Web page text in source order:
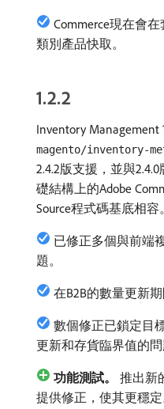
Commerce現在會
類別產品快取。
1.2.2
Inventory Management
magento/inventory-
2.4.2版支援，並與
礎結構上的Adobe
Source程式碼基底相容。
已修正多個與前端
題。
在B2B的數量更新
數個修正已鎖定目
更新和存貨臨界值的問
功能測試。
推出新
提供修正，使其更穩定